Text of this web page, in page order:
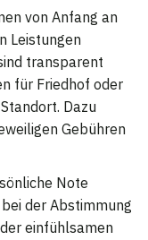
von Anfang an
Leistungen
transparent
für Friedhof oder
Dazu
Gebühren
Note
der Abstimmung
einfühlsamen